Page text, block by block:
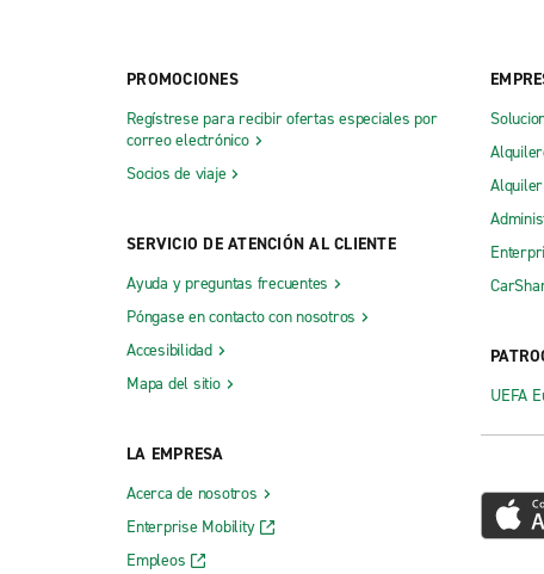
Prince Rupert
Quesnel - Taller B&R
Richmond Beckwith Rd.
Smithers
South Burnaby
South Surrey
Terrace
West
Zona
Zona
PROMOCIONES
Regístrese para recibir ofertas especiales por
correo electrónico
Socios de viaje
SERVICIO DE ATENCIÓN AL CLIENTE
Ayuda y preguntas frecuentes
Póngase en contacto con nosotros
Accesibilidad
Mapa del sitio
LA EMPRESA
Acerca de nosotros
Enterprise Mobility
Empleos
UEFA